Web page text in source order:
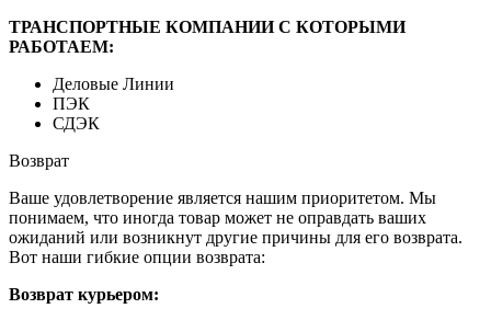
ТРАНСПОРТНЫЕ КОМПАНИИ С КОТОРЫМИ
РАБОТАЕМ:
Деловые Линии
ПЭК
СДЭК
Возврат
Ваше удовлетворение является нашим приоритетом. Мы
понимаем, что иногда товар может не оправдать ваших
ожиданий или возникнут другие причины для его возврата.
Вот наши гибкие опции возврата:
Возврат курьером: